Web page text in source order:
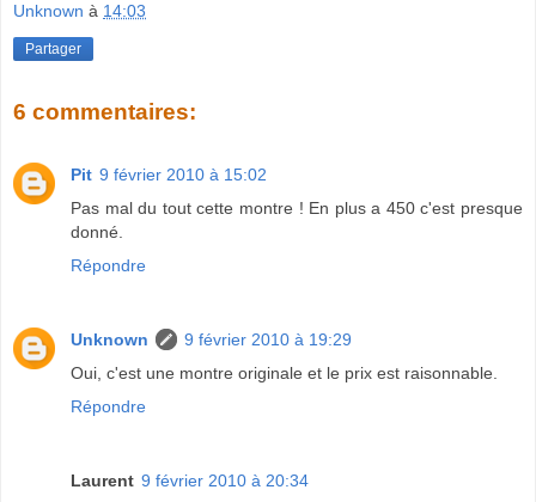
Unknown à 14:03
Partager
6 commentaires:
Pit 9 février 2010 à 15:02
Pas mal du tout cette montre ! En plus a 450 c'est presque
donné.
Répondre
Unknown
9 février 2010 à 19:29
Oui, c'est une montre originale et le prix est raisonnable.
Répondre
Laurent 9 février 2010 à 20:34